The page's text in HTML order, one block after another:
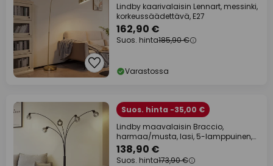
Lindby kaarivalaisin Lennart, messinki,
korkeussäädettävä, E27
162,90 €
Suos. hinta185,90 €
Varastossa
Suos. hinta -35,00 €
Lindby maavalaisin Braccio,
harmaa/musta, lasi, 5-lamppuinen,
204.5cm
138,90 €
Suos. hinta173,90 €